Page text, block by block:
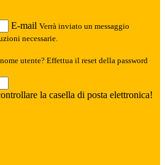
E-mail Verrà inviato un messaggio
necessarie.
utente? Effettua il reset della password
la casella di posta elettronica!